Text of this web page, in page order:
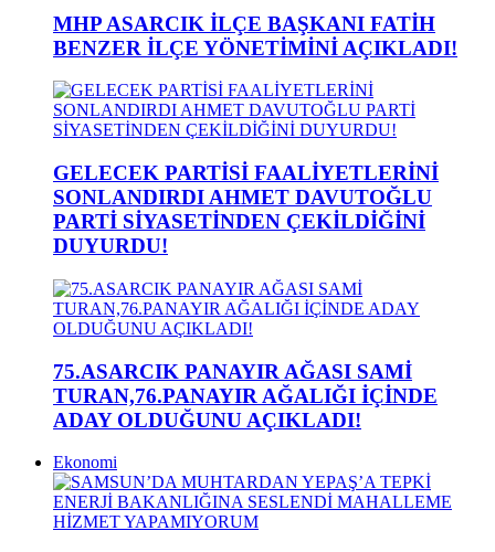
MHP ASARCIK İLÇE BAŞKANI FATİH
BENZER İLÇE YÖNETİMİNİ AÇIKLADI!
GELECEK PARTİSİ FAALİYETLERİNİ
SONLANDIRDI AHMET DAVUTOĞLU
PARTİ SİYASETİNDEN ÇEKİLDİĞİNİ
DUYURDU!
75.ASARCIK PANAYIR AĞASI SAMİ
TURAN,76.PANAYIR AĞALIĞI İÇİNDE
ADAY OLDUĞUNU AÇIKLADI!
Ekonomi